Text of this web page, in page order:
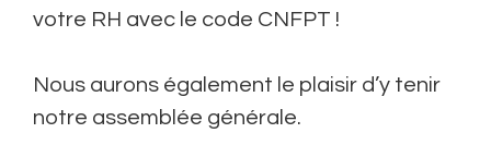
votre RH avec le code CNFPT !
Nous aurons également le plaisir d’y tenir
notre assemblée générale.